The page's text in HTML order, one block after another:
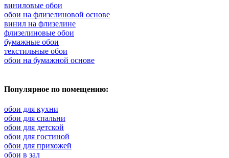
виниловые обои
обои на флизелиновой основе
винил на флизелине
флизелиновые обои
бумажные обои
текстильные обои
обои на бумажной основе
Популярное по помещению:
обои для кухни
обои для спальни
обои для детской
обои для гостиной
обои для прихожей
обои в зал